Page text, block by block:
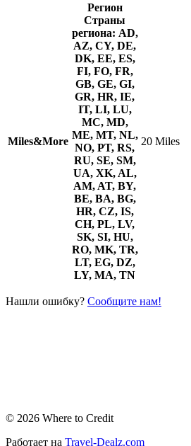
Miles&More
Регион
Страны
региона: AD,
AZ, CY, DE,
DK, EE, ES,
FI, FO, FR,
GB, GE, GI,
GR, HR, IE,
IT, LI, LU,
MC, MD,
ME, MT, NL,
NO, PT, RS,
RU, SE, SM,
UA, XK, AL,
AM, AT, BY,
BE, BA, BG,
HR, CZ, IS,
CH, PL, LV,
SK, SI, HU,
RO, MK, TR,
LT, EG, DZ,
LY, MA, TN
20 Miles
Нашли ошибку? Сообщите нам!
© 2026 Where to Credit
Работает на Travel-Dealz.com